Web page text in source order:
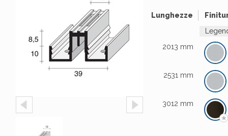
Lunghezze
2013 mm
2531 mm
3012 mm
*